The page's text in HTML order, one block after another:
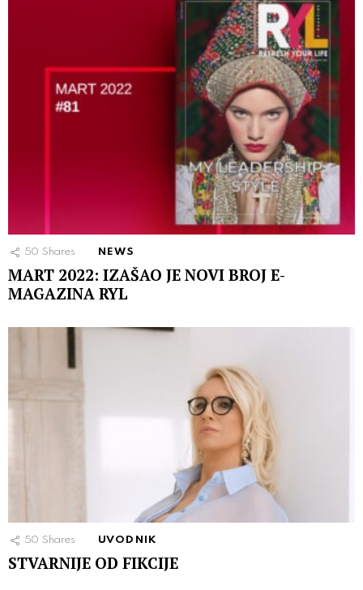
50 Shares NEWS
MART 2022: IZAŠAO JE NOVI BROJ E-
MAGAZINA RYL
50 Shares UVODNIK
STVARNIJE OD FIKCIJE